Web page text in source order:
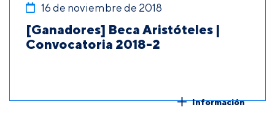
16 de noviembre de 2018
[Ganadores] Beca Aristóteles |
Convocatoria 2018-2
Información